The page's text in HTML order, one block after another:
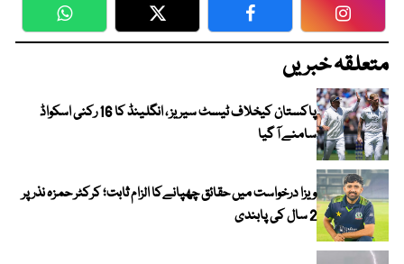
WhatsApp Twitter Facebook
متعلقہ خبریں
پاکستان کیخلاف ٹیسٹ سیریز ، انگلینڈ کا 16 رکنی اسکواڈ
سامنے آ گیا
ویزا درخواست میں حقائق چھپانےکا الزام ثابت؛ کرکٹر حمزہ نذر پر
2 سال کی پابندی